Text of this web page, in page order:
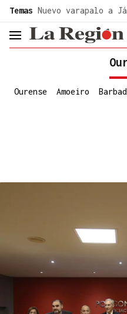
Temas Nuevo varapalo a
header.menu.open
Ourense Amoeiro